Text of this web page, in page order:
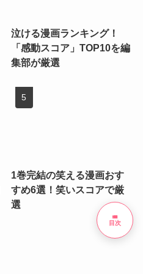
泣ける漫画ランキング！
「感動スコア」TOP10を編
集部が厳選
1巻完結の笑える漫画おす
すめ6選！笑いスコアで厳
選
list
目次